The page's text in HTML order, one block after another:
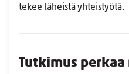
tekee läheistä yhteistyötä.
Tutkimus